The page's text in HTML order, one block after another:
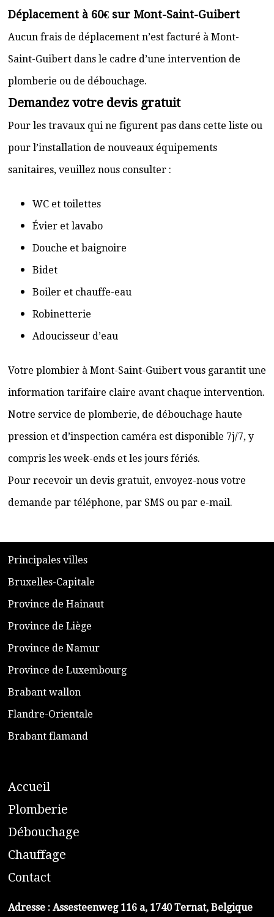
Déplacement à 60€ sur Mont-Saint-Guibert
Aucun frais de déplacement n’est facturé à Mont-
Saint-Guibert dans le cadre d’une intervention de
plomberie ou de débouchage.
Demandez votre devis gratuit
Pour les travaux qui ne figurent pas dans cette liste ou
pour l’installation de nouveaux équipements
sanitaires, veuillez nous consulter :
WC et toilettes
Évier et lavabo
Douche et baignoire
Bidet
Boiler et chauffe-eau
Robinetterie
Adoucisseur d’eau
Votre plombier à Mont-Saint-Guibert vous garantit une
information tarifaire claire avant chaque intervention.
Notre service de plomberie, de débouchage haute
pression et d’inspection caméra est disponible 7j/7, y
compris les week-ends et les jours fériés.
Pour recevoir un devis gratuit, envoyez-nous votre
demande par téléphone, par SMS ou par e-mail.
​Principales villes
​Bruxelles-Capitale
​Province de Hainaut
Province de Liège
​Province de Namur
​Province de Luxembourg
​Brabant wallon
​Flandre-Orientale
​Brabant flamand
Accueil
​Plomberie
Débouchage
Chauffage
Contact
Adresse : Assesteenweg 116 a, 1740 Ternat, Belgique